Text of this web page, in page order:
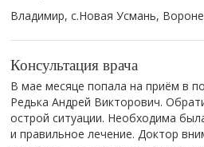
Владимир, с.Новая Усмань,
Консультация врача
В мае месяце попала на приём в
Редька Андрей Викторович.
острой ситуации. Необходима
и правильное лечение. Доктор